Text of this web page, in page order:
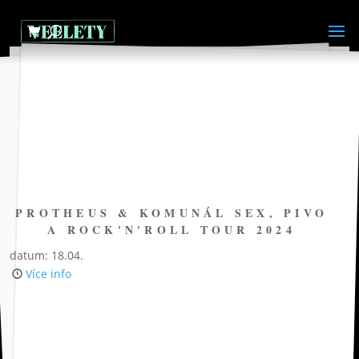
PROTHEUS & KOMUNÁL SEX, PIVO
A ROCK'N'ROLL TOUR 2024
datum: 18.04.
Více info